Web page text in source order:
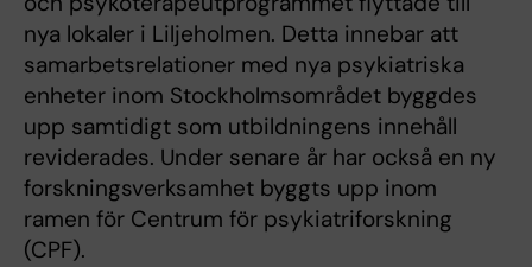
nya lokaler i Liljeholmen. Detta innebar att
samarbetsrelationer med nya psykiatriska
enheter inom Stockholmsområdet byggdes
upp samtidigt som utbildningens innehåll
reviderades. Under senare år har också en ny
forskningsverksamhet byggts upp inom
ramen för Centrum för psykiatriforskning
(CPF).